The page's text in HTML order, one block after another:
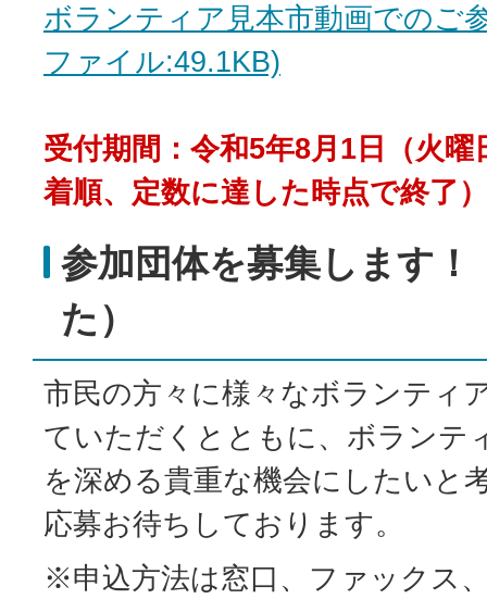
ボランティア見本市動画でのご
ファイル:49.1KB)
受付期間：令和5年8月1日（火
着順、定数に達した時点で終了）
参加団体を募集します！
た）
市民の方々に様々なボランティ
ていただくとともに、ボランテ
を深める貴重な機会にしたいと
応募お待ちしております。
※申込方法は窓口、ファックス